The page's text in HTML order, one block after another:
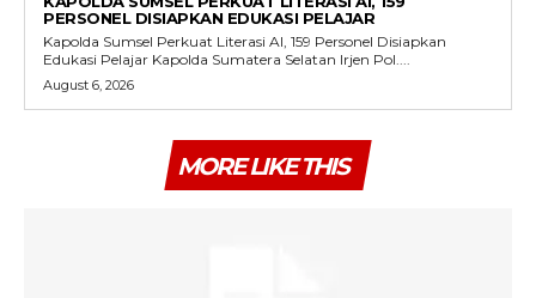
PERSONEL DISIAPKAN EDUKASI PELAJAR
Kapolda Sumsel Perkuat Literasi AI, 159 Personel Disiapkan
Edukasi Pelajar Kapolda Sumatera Selatan Irjen Pol....
August 6, 2026
MORE LIKE THIS